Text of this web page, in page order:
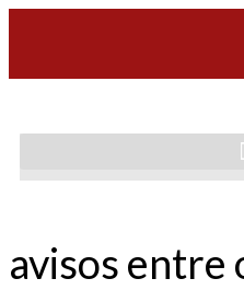
avisos entre